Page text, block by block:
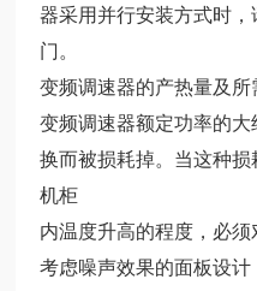
器采用并行安装方式时
门。
变频调速器的产热量及所
变频调速器额定功率的
换而被损耗掉。当这种
机柜
内温度升高的程度，必
考虑噪声效果的面板设计